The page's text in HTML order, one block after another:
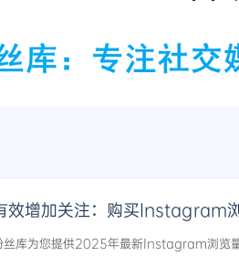
效增加关注：购买Instagram
丝库为您提供2025年最新Instagram浏览